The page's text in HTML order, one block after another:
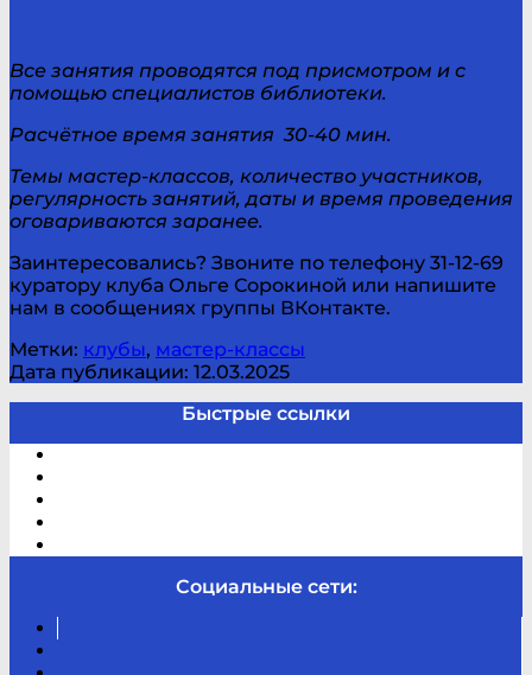
Все занятия проводятся под присмотром и с
помощью специалистов библиотеки.
Расчётное время занятия 30-40 мин.
Темы мастер-классов, количество участников,
регулярность занятий, даты и время проведения
оговариваются заранее.
Заинтересовались? Звоните по телефону 31-12-69
куратору клуба Ольге Сорокиной или напишите
нам в сообщениях группы ВКонтакте.
Метки: клубы, мастер-классы
Дата публикации: 12.03.2025
Быстрые ссылки
Социальные сети: